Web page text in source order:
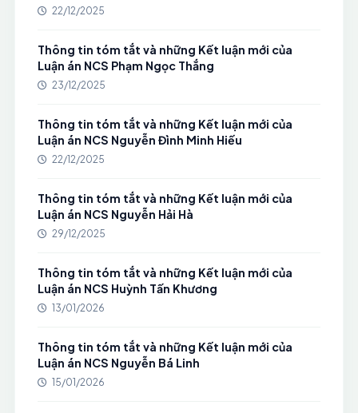
22/12/2025
Thông tin tóm tắt và những Kết luận mới của
Luận án NCS Phạm Ngọc Thắng
23/12/2025
Thông tin tóm tắt và những Kết luận mới của
Luận án NCS Nguyễn Đình Minh Hiếu
22/12/2025
Thông tin tóm tắt và những Kết luận mới của
Luận án NCS Nguyễn Hải Hà
29/12/2025
Thông tin tóm tắt và những Kết luận mới của
Luận án NCS Huỳnh Tấn Khương
13/01/2026
Thông tin tóm tắt và những Kết luận mới của
Luận án NCS Nguyễn Bá Linh
15/01/2026